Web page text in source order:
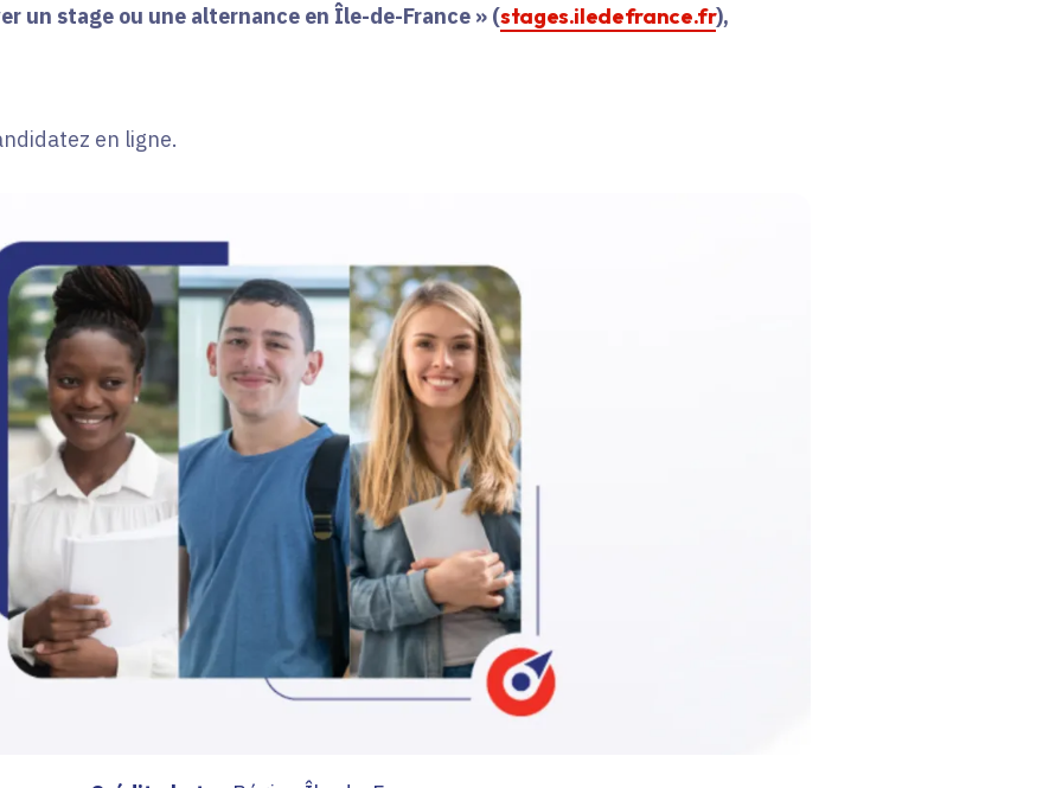
un stage ou une alternance en Île-de-France » (stages.iledefrance.fr),
en ligne.